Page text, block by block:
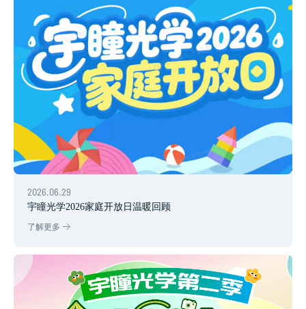
2026.06.29
宇瞳光学2026家庭开放日温暖回顾
了解更多